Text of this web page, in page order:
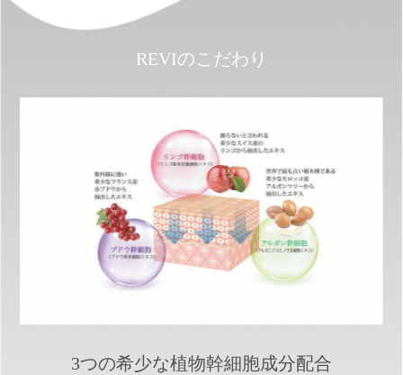
REVIのこだわり
3つの希少な植物幹細胞成分配合